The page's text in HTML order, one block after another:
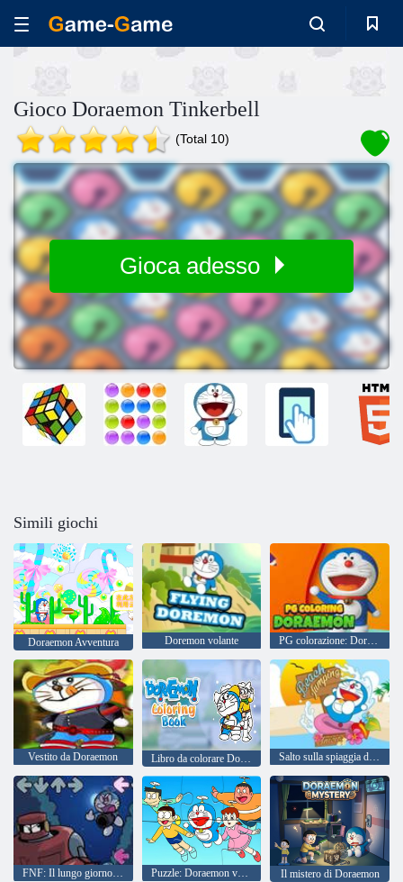
Gioco Doraemon Tinkerbell
(Total 10)
Gioca adesso
Simili giochi
Doraemon Avventura Doremon volante PG colorazione: Doraemon
Vestito da Doraemon Libro da colorare Doraemon Salto sulla spiaggia di Doraemon
FNF: Il lungo giorno di Doraemon Puzzle: Doraemon volante Il mistero di Doraemon